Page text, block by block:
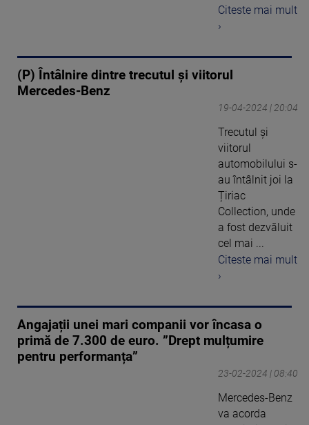
Citeste mai mult
›
(P) Întâlnire dintre trecutul și viitorul
Mercedes-Benz
19-04-2024 | 20:04
Trecutul și
viitorul
automobilului s-
au întâlnit joi la
Țiriac
Collection, unde
a fost dezvăluit
cel mai ...
Citeste mai mult
›
Angajații unei mari companii vor încasa o
primă de 7.300 de euro. ”Drept mulțumire
pentru performanța”
23-02-2024 | 08:40
Mercedes-Benz
va acorda